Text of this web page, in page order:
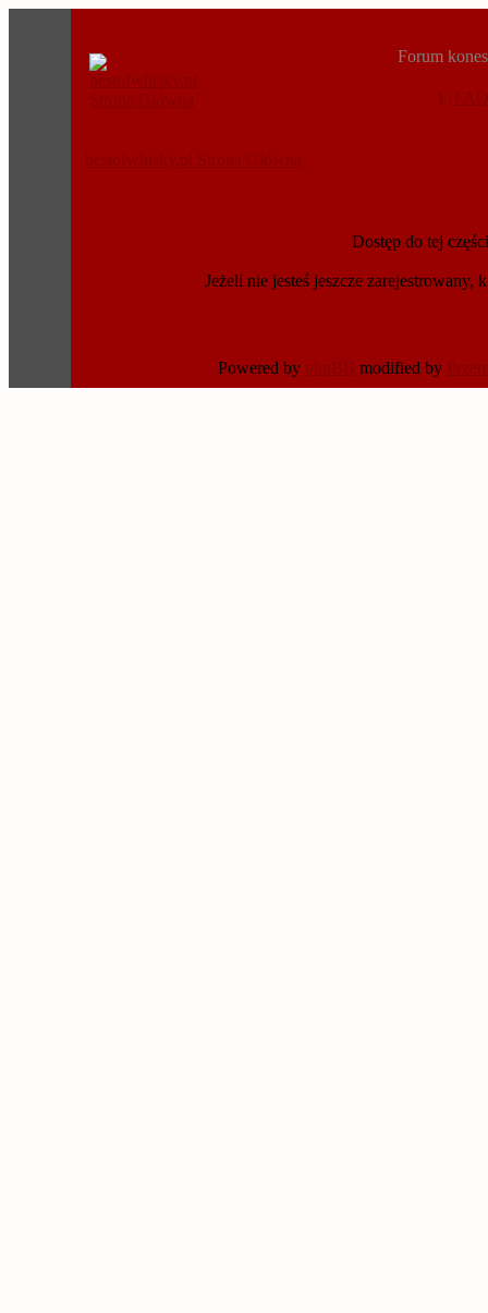
Forum
FAQ
bestofwhisky.pl Strona Główna
Dostęp do tej
Jeżeli nie jesteś jeszcze zarejestrowany,
Powered by phpBB modified by